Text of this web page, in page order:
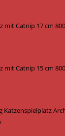
mit Catnip 17 cm
mit Catnip 15 cm